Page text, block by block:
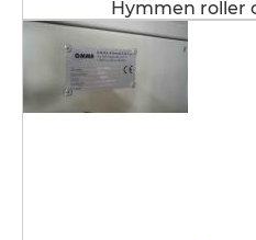
Hymmen roller